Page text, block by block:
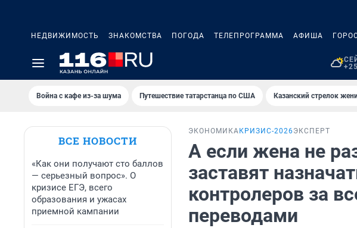
НЕДВИЖИМОСТЬ ЗНАКОМСТВА ПОГОДА ТЕЛЕПРОГРАММА АФИША
Война с кафе из-за шума Путешествие татарстанца по США Казанский стрелок
ВСЕ НОВОСТИ
«Как они получают сто баллов
— серьезный вопрос». О
кризисе ЕГЭ, всего
образования и ужасах
приемной кампании
ЭКОНОМИКА КРИЗИС-2026ЭКСПЕРТ
А если жена не
заставят
контролеров за
переводами